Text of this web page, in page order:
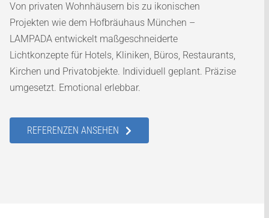
Von privaten Wohnhäusern bis zu ikonischen
Projekten wie dem Hofbräuhaus München –
LAMPADA entwickelt maßgeschneiderte
Lichtkonzepte für Hotels, Kliniken, Büros, Restaurants,
Kirchen und Privatobjekte. Individuell geplant. Präzise
umgesetzt. Emotional erlebbar.
REFERENZEN ANSEHEN